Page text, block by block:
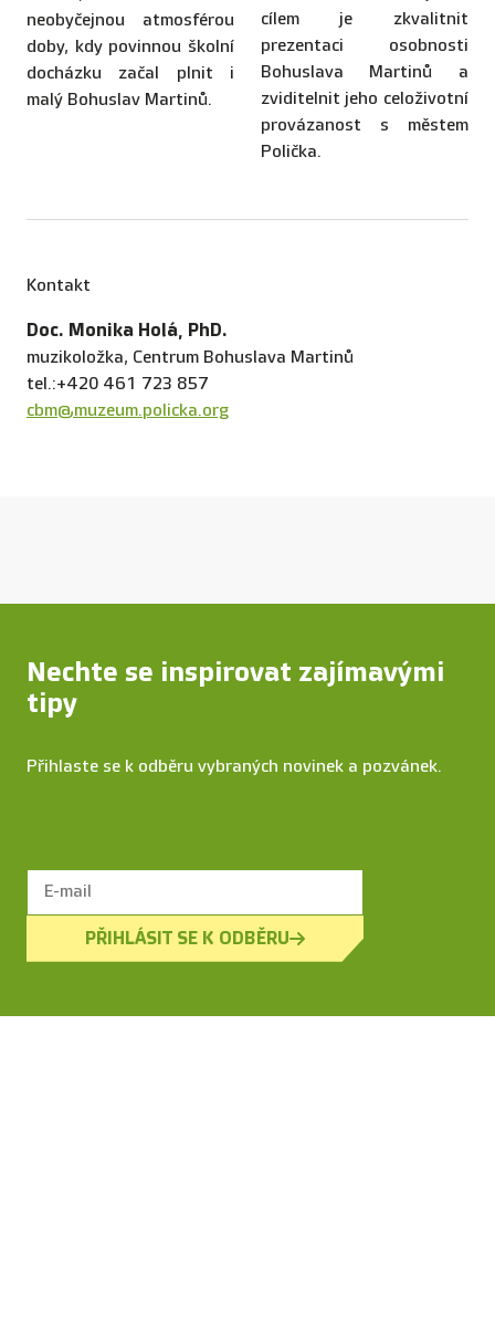
neobyčejnou atmosférou
doby, kdy povinnou školní
docházku začal plnit i
malý Bohuslav Martinů.
cílem je zkvalitnit
prezentaci osobnosti
Bohuslava Martinů a
zviditelnit jeho celoživotní
provázanost s městem
Polička.
Kontakt
Doc. Monika Holá, PhD.
muzikoložka, Centrum Bohuslava Martinů
tel.:+420 461 723 857
cbm@muzeum.policka.org
Nechte se inspirovat zajímavými
tipy
Přihlaste se k odběru vybraných novinek a pozvánek.
PŘIHLÁSIT SE K ODBĚRU